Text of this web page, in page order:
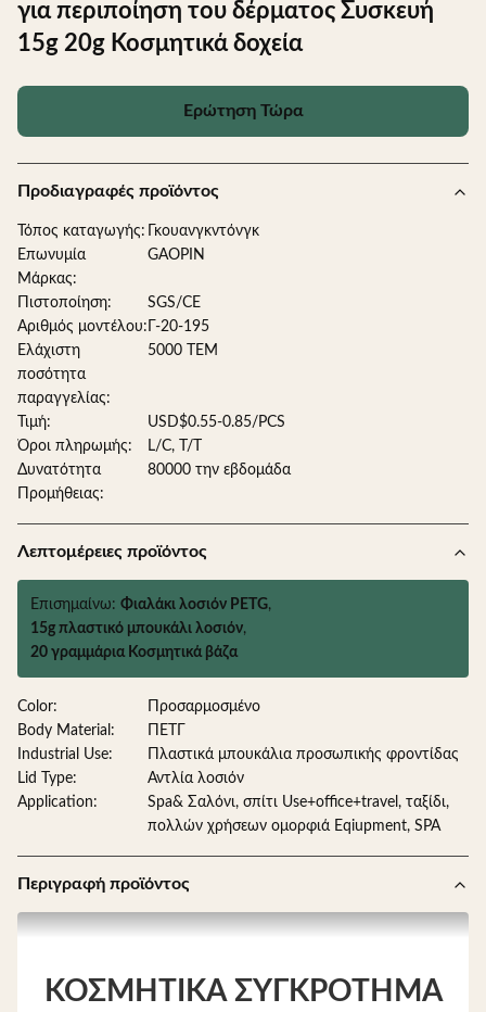
για περιποίηση του δέρματος Συσκευή
15g 20g Κοσμητικά δοχεία
Ερώτηση Τώρα
Προδιαγραφές προϊόντος
Τόπος καταγωγής:
Γκουανγκντόνγκ
Επωνυμία
Μάρκας:
GAOPIN
Πιστοποίηση:
SGS/CE
Αριθμός μοντέλου: Γ-20-195
Ελάχιστη
ποσότητα
παραγγελίας:
5000 ΤΕΜ
Τιμή:
USD$0.55-0.85/PCS
Όροι πληρωμής:
L/C, T/T
Δυνατότητα
Προμήθειας:
80000 την εβδομάδα
Λεπτομέρειες προϊόντος
Επισημαίνω: Φιαλάκι λοσιόν PETG,
15g πλαστικό μπουκάλι λοσιόν,
20 γραμμάρια Κοσμητικά βάζα
Color:
Προσαρμοσμένο
Body Material:
ΠΕΤΓ
Industrial Use:
Πλαστικά μπουκάλια προσωπικής φροντίδας
Lid Type:
Αντλία λοσιόν
Application:
Spa& Σαλόνι, σπίτι Use+office+travel, ταξίδι,
πολλών χρήσεων ομορφιά Eqiupment, SPA
Περιγραφή προϊόντος
ΚΟΣΜΗΤΙΚΆ ΣΥΓΚΡΌΤΗΜΑ